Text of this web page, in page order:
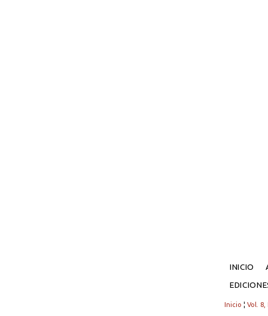
INICIO
Inicio ¦ Vol. 8,